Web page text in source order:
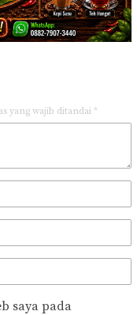
yang wajib ditandai *
saya pada